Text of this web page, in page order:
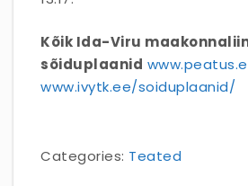
Kõik Ida-Viru
sõiduplaanid
www.ivytk.ee/soiduplaanid/
Categories: Teated